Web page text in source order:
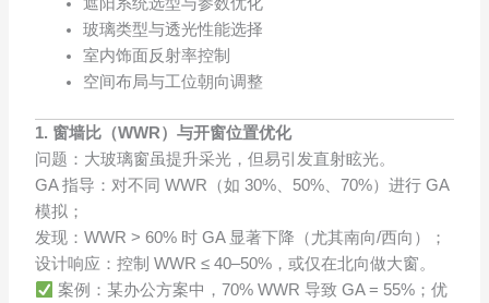
遮阳系统选型与参数优化
玻璃类型与透光性能选择
室内饰面反射率控制
空间布局与工位朝向调整
1. 窗墙比（WWR）与开窗位置优化
问题：大玻璃窗虽提升采光，但易引发直射眩光。
GA 指导：对不同 WWR（如 30%、50%、70%）进行 GA
模拟；
发现：WWR > 60% 时 GA 显著下降（尤其南向/西向）；
设计响应：控制 WWR ≤ 40–50%，或仅在北向做大窗。
案例：某办公方案中，70% WWR 导致 GA = 55%；优